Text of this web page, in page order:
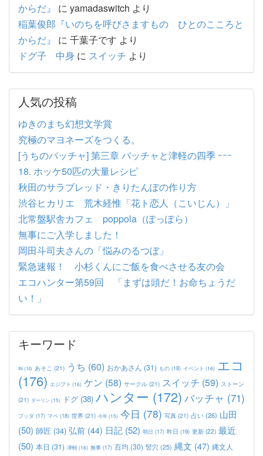
からだ』 に yamadaswitch より
稲葉俊郎『いのちを呼びさますもの ひとのこころと
からだ』
に 千葉子です より
ドグ子 中身 に スイッチ より
人気の投稿
ゆきのまち幻想文学賞
究極のマヨネーズをつくる。
[うちのバッチャ] 第三章 バッチャと津軽の四季 ｰｰｰ
18. ホッケ50匹の大量レシピ
秋田のサラブレッド・きりたんぽの作り方
渋谷ヒカリエ 荒木経惟「花ト恋人（こいじん）」
北常盤駅舎カフェ poppola（ぽっぽら）
無事にご入学しました！
岡田斗司夫さんの「悩みのるつぼ」
緊急速報！ 小杉くんにご飯を食べさせる友の会
エコハンター第59回 「まずは頭だ！お命ちょうだ
い！」
キーワード
IN(14) あそこ (21) うち (60) おかあさん (31) もの (18) イベント (16) エコ
(176) エジプト (16) ケン (58) サークル (21) スイッチ (59) ストーン
(21) ダーリン(15) ドグ (38) ハンター (172) バッチャ (71)
ブッダ (17) マペ (18) 世界 (21) 今年(15) 今日 (78) 写真 (21) 占い(26) 山田
(50) 師匠 (34) 弘前 (44) 日記 (52) 明日 (17) 昨日 (19) 更新 (22) 最近
(50) 本日 (31) 津軽(16) 無事 (17) 百均 (30) 竪穴 (25) 縄文 (47) 縄文人